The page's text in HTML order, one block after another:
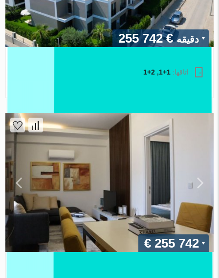
دقیقه€ 255 742
اتاقها:1+1, 2+1
€ 255 742